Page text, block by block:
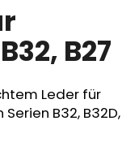
B27
Leder für
B32, B32D,